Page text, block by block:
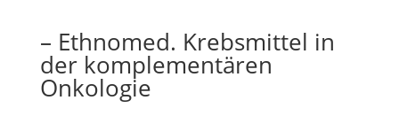
– Ethnomed. Krebsmittel in
der komplementären
Onkologie